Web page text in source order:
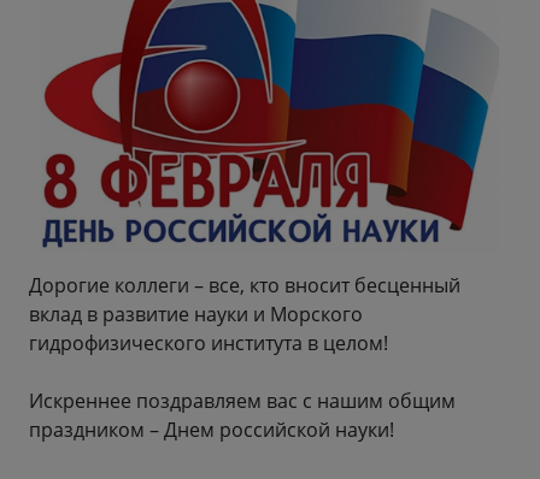
Дорогие коллеги – все, кто вносит бесценный
вклад в развитие науки и Морского
гидрофизического института в целом!
Искреннее поздравляем вас с нашим общим
праздником – Днем российской науки!